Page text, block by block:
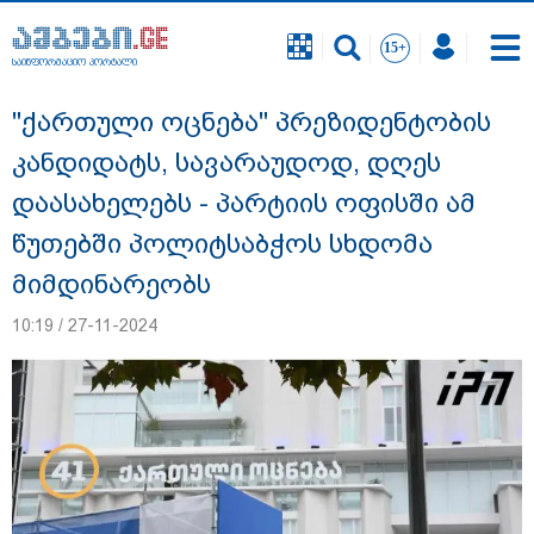
საინფორმაციო პორტალი
გიგა ავალიანის საქმეზე ნია იმნაძეს და
ანასტასია ბერუაშვილს ბრალდება
წარუდგინეს
საინფორმაციო პორტალი
"ქართული ოცნება" პრეზიდენტობის
კანდიდატს, სავარაუდოდ, დღეს
დაასახელებს - პარტიის ოფისში ამ
წუთებში პოლიტსაბჭოს სხდომა
მიმდინარეობს
10:19 / 27-11-2024